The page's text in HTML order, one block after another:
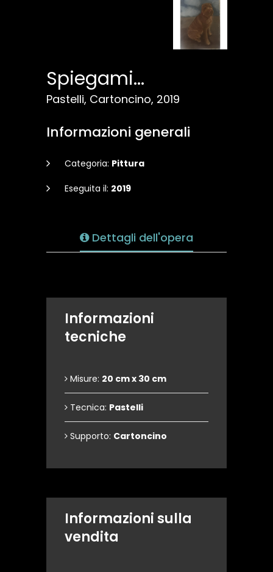
Spiegami...
Pastelli, Cartoncino, 2019
Informazioni generali
Categoria: Pittura
Eseguita il: 2019
Dettagli dell'opera
Informazioni
tecniche
Misure: 20 cm x 30 cm
Tecnica: Pastelli
Supporto: Cartoncino
Informazioni sulla
vendita